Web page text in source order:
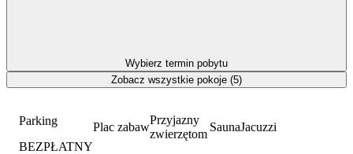
Parking
BEZPŁATNY
Plac zabaw
Przyjazny
zwierzętom
SaunaJacuzzi
Wybierz termin pobytu
Zobacz wszystkie pokoje (5)